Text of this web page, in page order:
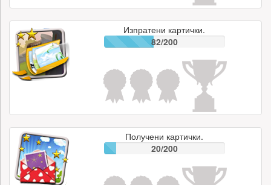
Изпратени картички.
82/200
Получени картички.
20/200